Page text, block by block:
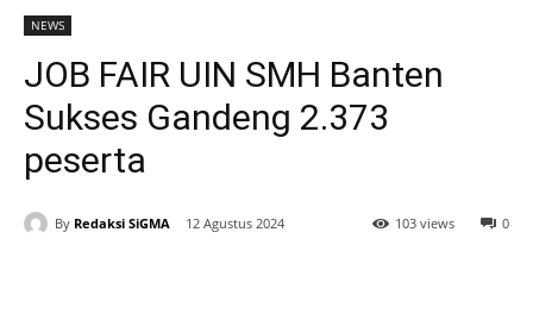
NEWS
JOB FAIR UIN SMH Banten
Sukses Gandeng 2.373
peserta
By Redaksi SiGMA 12 Agustus 2024 0
103 views